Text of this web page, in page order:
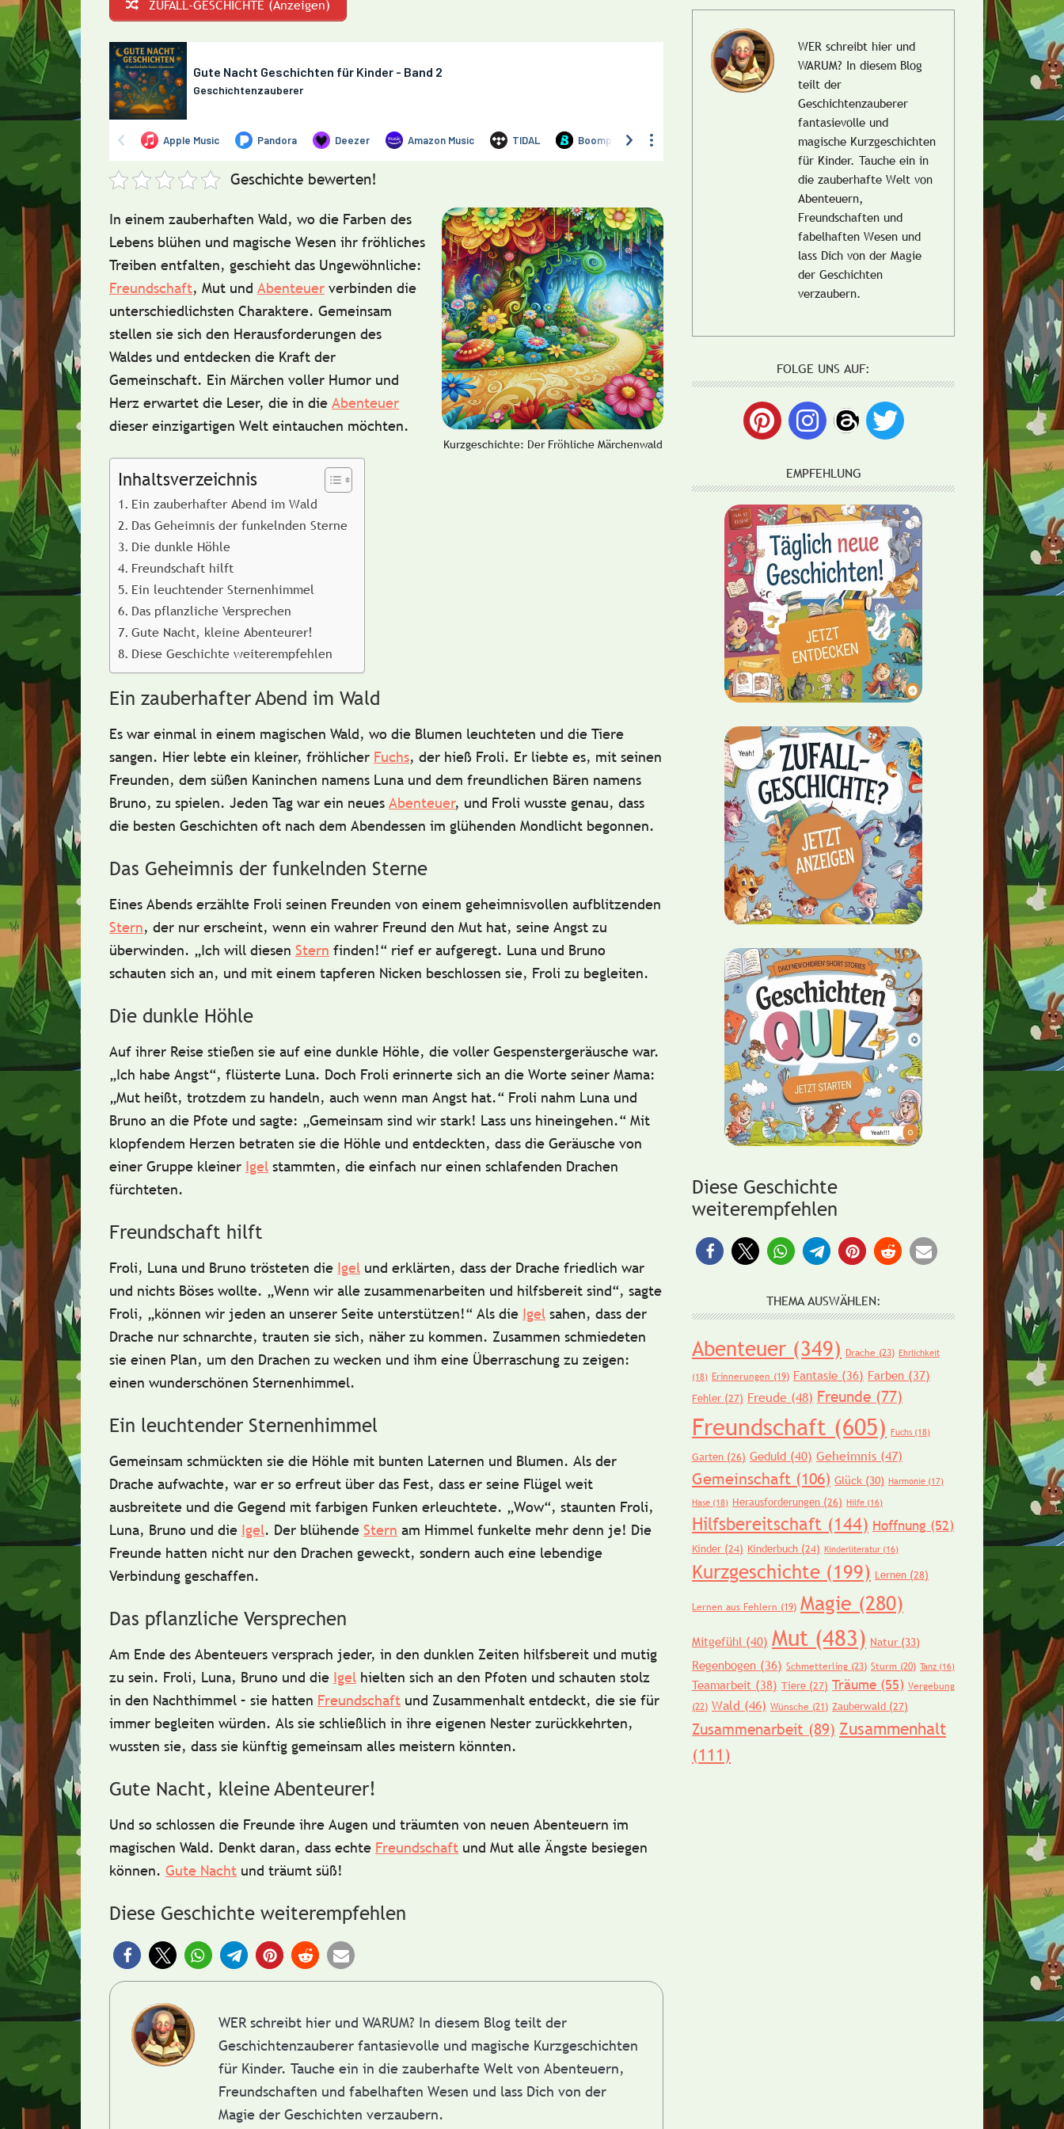
ZUFALL-GESCHICHTE (Anzeigen)
Geschichte bewerten!
Kurzgeschichte: Der Fröhliche Märchenwald
In einem zauberhaften Wald, wo die Farben des
Lebens blühen und magische Wesen ihr fröhliches
Treiben entfalten, geschieht das Ungewöhnliche:
Freundschaft, Mut und Abenteuer verbinden die
unterschiedlichsten Charaktere. Gemeinsam
stellen sie sich den Herausforderungen des
Waldes und entdecken die Kraft der
Gemeinschaft. Ein Märchen voller Humor und
Herz erwartet die Leser, die in die Abenteuer
dieser einzigartigen Welt eintauchen möchten.
Inhaltsverzeichnis
Ein zauberhafter Abend im Wald
Das Geheimnis der funkelnden Sterne
Die dunkle Höhle
Freundschaft hilft
Ein leuchtender Sternenhimmel
Das pflanzliche Versprechen
Gute Nacht, kleine Abenteurer!
Diese Geschichte weiterempfehlen
Ein zauberhafter Abend im Wald
Es war einmal in einem magischen Wald, wo die Blumen leuchteten und die Tiere
sangen. Hier lebte ein kleiner, fröhlicher Fuchs, der hieß Froli. Er liebte es, mit seinen
Freunden, dem süßen Kaninchen namens Luna und dem freundlichen Bären namens
Bruno, zu spielen. Jeden Tag war ein neues Abenteuer, und Froli wusste genau, dass
die besten Geschichten oft nach dem Abendessen im glühenden Mondlicht begonnen.
Das Geheimnis der funkelnden Sterne
Eines Abends erzählte Froli seinen Freunden von einem geheimnisvollen aufblitzenden
Stern, der nur erscheint, wenn ein wahrer Freund den Mut hat, seine Angst zu
überwinden. „Ich will diesen Stern finden!“ rief er aufgeregt. Luna und Bruno
schauten sich an, und mit einem tapferen Nicken beschlossen sie, Froli zu begleiten.
Die dunkle Höhle
Auf ihrer Reise stießen sie auf eine dunkle Höhle, die voller Gespenstergeräusche war.
„Ich habe Angst“, flüsterte Luna. Doch Froli erinnerte sich an die Worte seiner Mama:
„Mut heißt, trotzdem zu handeln, auch wenn man Angst hat.“ Froli nahm Luna und
Bruno an die Pfote und sagte: „Gemeinsam sind wir stark! Lass uns hineingehen.“ Mit
klopfendem Herzen betraten sie die Höhle und entdeckten, dass die Geräusche von
einer Gruppe kleiner Igel stammten, die einfach nur einen schlafenden Drachen
fürchteten.
Freundschaft hilft
Froli, Luna und Bruno trösteten die Igel und erklärten, dass der Drache friedlich war
und nichts Böses wollte. „Wenn wir alle zusammenarbeiten und hilfsbereit sind“, sagte
Froli, „können wir jeden an unserer Seite unterstützen!“ Als die Igel sahen, dass der
Drache nur schnarchte, trauten sie sich, näher zu kommen. Zusammen schmiedeten
sie einen Plan, um den Drachen zu wecken und ihm eine Überraschung zu zeigen:
einen wunderschönen Sternenhimmel.
Ein leuchtender Sternenhimmel
Gemeinsam schmückten sie die Höhle mit bunten Laternen und Blumen. Als der
Drache aufwachte, war er so erfreut über das Fest, dass er seine Flügel weit
ausbreitete und die Gegend mit farbigen Funken erleuchtete. „Wow“, staunten Froli,
Luna, Bruno und die Igel. Der blühende Stern am Himmel funkelte mehr denn je! Die
Freunde hatten nicht nur den Drachen geweckt, sondern auch eine lebendige
Verbindung geschaffen.
Das pflanzliche Versprechen
Am Ende des Abenteuers versprach jeder, in den dunklen Zeiten hilfsbereit und mutig
zu sein. Froli, Luna, Bruno und die Igel hielten sich an den Pfoten und schauten stolz
in den Nachthimmel – sie hatten Freundschaft und Zusammenhalt entdeckt, die sie für
immer begleiten würden. Als sie schließlich in ihre eigenen Nester zurückkehrten,
wussten sie, dass sie künftig gemeinsam alles meistern könnten.
Gute Nacht, kleine Abenteurer!
Und so schlossen die Freunde ihre Augen und träumten von neuen Abenteuern im
magischen Wald. Denkt daran, dass echte Freundschaft und Mut alle Ängste besiegen
können. Gute Nacht und träumt süß!
Diese Geschichte weiterempfehlen
WER schreibt hier und WARUM? In diesem Blog teilt der
Geschichtenzauberer fantasievolle und magische Kurzgeschichten
für Kinder. Tauche ein in die zauberhafte Welt von Abenteuern,
Freundschaften und fabelhaften Wesen und lass Dich von der
Magie der Geschichten verzaubern.
WER schreibt hier und
WARUM? In diesem Blog
teilt der
Geschichtenzauberer
fantasievolle und
magische Kurzgeschichten
für Kinder. Tauche ein in
die zauberhafte Welt von
Abenteuern,
Freundschaften und
fabelhaften Wesen und
lass Dich von der Magie
der Geschichten
verzaubern.
FOLGE UNS AUF:
EMPFEHLUNG
Diese Geschichte
weiterempfehlen
THEMA AUSWÄHLEN:
Abenteuer (349) Drache (23) Ehrlichkeit
(18) Erinnerungen (19) Fantasie (36) Farben (37)
Fehler (27) Freude (48) Freunde (77)
Freundschaft (605) Fuchs (18)
Garten (26) Geduld (40) Geheimnis (47)
Gemeinschaft (106) Glück (30) Harmonie (17)
Hase (18) Herausforderungen (26) Hilfe (16)
Hilfsbereitschaft (144) Hoffnung (52)
Kinder (24) Kinderbuch (24) Kinderliteratur (16)
Kurzgeschichte (199) Lernen (28)
Lernen aus Fehlern (19) Magie (280)
Mitgefühl (40) Mut (483) Natur(33)
Regenbogen (36) Schmetterling (23) Sturm (20) Tanz (16)
Teamarbeit (38) Tiere (27) Träume (55) Vergebung
(22) Wald (46) Wünsche (21) Zauberwald (27)
Zusammenarbeit (89) Zusammenhalt
(111)